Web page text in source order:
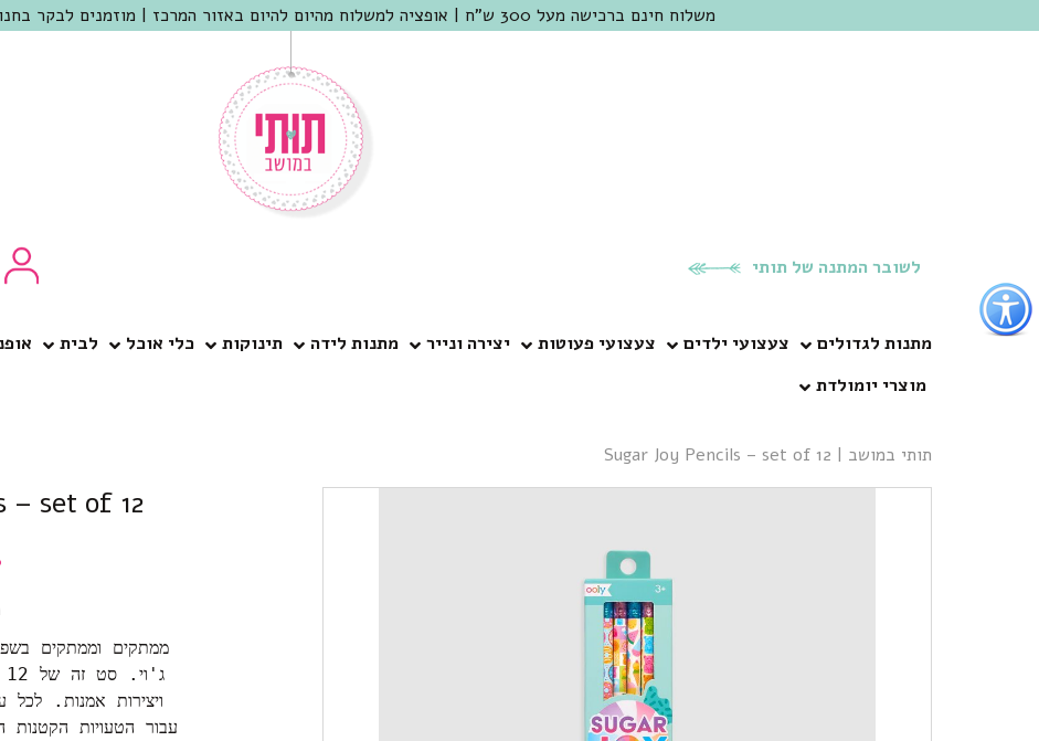
כפתור
לפתיחת
תפריט
נגישות
משלוח חינם ברכישה מעל 300 ש"ח | אופציה למשלוח מהיום להיום באזור המרכז | מוזמנים לבקר בחנות בכפר שמריהו
לשובר המתנה של תותי
מתנות לגדולים צעצועי ילדים צעצועי פעוטות יצירה ונייר מתנות לידה תינוקות כלי אוכל לבית
מוצרי יומולדת
תותי במושב |
Sugar Joy Pencils – set of 12
– set of 12
ממתקים וממתקים
ויצירות אמנות.
עבור הטעויות